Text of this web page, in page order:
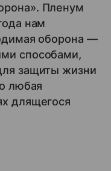
Пленум
нам
оборона —
способами,
защиты жизни
любая
длящегося